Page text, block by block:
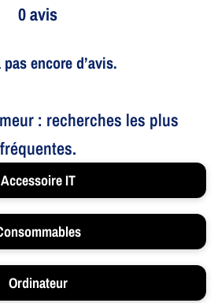
0 avis
pas encore d’avis.
: recherches les plus
fréquentes.
Accessoire IT
Ordinateur